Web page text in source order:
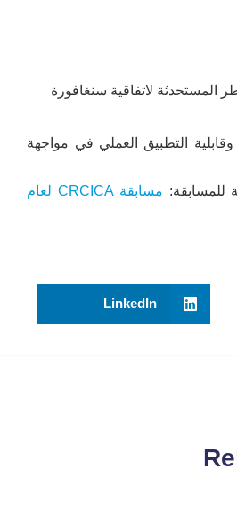
لاتفاقية سنغافورة
التطبيق العملي في مواجهة
للمسابقة:
مسابقة CRCICA لعام
LinkedIn